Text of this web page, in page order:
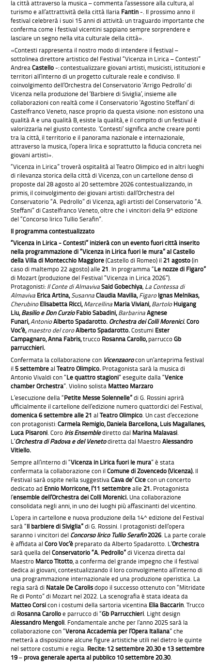
la città attraverso la musica – commenta l’assessore alla cultura, al
turismo e all’attrattività della città Ilaria Fantin-. Il prossimo anno il
festival celebrerà i suoi 15 anni di attività: un traguardo importante che
conferma come i festival vicentini sappiano sempre sorprendere e
lasciare un segno nella vita culturale della città».
«Contesti rappresenta il nostro modo di intendere il festival –
sottolinea direttore artistico del Festival “Vicenza in Lirica – Contesti”
AndreaCastello-: contestualizzare giovani artisti, musicisti, istituzioni e
territori all’interno di un progetto culturale reale e condiviso. Il
coinvolgimento dell’Orchestra del Conservatorio ‘Arrigo Pedrollo’ di
Vicenza nella produzione del ‘Barbiere di Siviglia’, insieme alle
collaborazioni con realtà come il Conservatorio ‘Agostino Steffani’ di
Castelfranco Veneto, nasce proprio da questa visione: non esistono una
qualità A e una qualità B, esiste la qualità, e il compito di un festival è
valorizzarla nel giusto contesto. ‘Contesti’ significa anche creare ponti
tra la città, il territorio e il panorama nazionale e internazionale,
attraverso la musica, l’opera lirica e soprattutto la fiducia concreta nei
giovani artisti».
“Vicenza in Lirica” troverà ospitalità al Teatro Olimpico ed in altri luoghi
di rilevanza storica della città di Vicenza, con un cartellone denso di
proposte dal 28 agosto al 20 settembre 2026 contestualizzando, in
primis, il coinvolgimento dei giovani artisti: dall’Orchestra del
Conservatorio “A. Pedrollo” di Vicenza, agli artisti del Conservatorio “A.
Steffani” di Castelfranco Veneto, oltre che i vincitori della 9^ edizione
del “Concorso lirico Tullio Serafin”.
Il programma contestualizzato
“Vicenza in Lirica - Contesti” inizierà con un evento fuori città inserito
nella programmazione di“Vicenza in Lirica fuori le mura”alCastello
della Villa di Montecchio Maggiore(Castello di Romeo) il21 agosto(in
caso di maltempo 22 agosto) alle 21. In programma “Le nozze di Figaro”
di Mozart (produzione del Festival “Vicenza in Lirica 2026”).
Protagonisti: Il Conte di AlmavivaSaid Gobechiya, La Contessa di
Almaviva Erica Artina,SusannaClaudia Mavilia,FigaroIgnas Melnikas,
CherubinoElisabetta Ricci,Marcellina Maria Viviani,BartoloHuigang
Liu,Basilio e Don CurzioFabio Sabadini,BarbarinaAgnese
Funari,AntonioAlberto Spadarotto. Orchestra dei Colli Morenici.Coro
Voc’è,maestro del coroAlberto Spadarotto.Costumi Ester
Campagnaro, Anna Fabris,trucco Rosanna Carollo,parruccoGb
parrucchieri.
Confermata la collaborazione con Vicenzaorocon un’anteprima festival
il 5 settembrealTeatro Olimpico. Protagonista sarà la musica di
Antonio Vivaldi con “Le quattro stagioni” eseguite dalla “Venice
chamber Orchestra”. Violino solista Matteo Marzaro
L’esecuzione della “Petite Messe Solennelle”di G. Rossini aprirà
ufficialmente il cartellone dell’edizione numero quattordici del Festival,
domenica 6 settembre alle 21 alTeatro Olimpico. Un cast d’eccezione
con protagonisti:Carmela Remigio, Daniela Barcellona, Luis Magallanes,
Luca Pisaroni. Coro Iris Ensemblediretto dal Marina Malavasi.
L’Orchestra di Padova e del Venetodiretta dal MaestroAlessandro
Vitiello.
Sempre all’interno di “Vicenza in Lirica fuori le mura” è stata
confermata la collaborazione con ilComune di Zovencedo (Vicenza). Il
Festival sarà ospite nella suggestivaCava de’ Cicecon un concerto
dedicato ad Ennio Morricone, l’11 settembrealle 21. Protagonista
l’ensemble dell’Orchestra dei Colli Morenici. Una collaborazione
consolidata negli anni, in uno dei luoghi più affascinanti del vicentino.
L’opera in cartellone e nuova produzione della 14^ edizione del Festival
sarà “Il barbiere di Siviglia”di G. Rossini. I protagonisti dell’opera
saranno i vincitori del Concorso lirico Tullio Serafin2026. La parte corale
è affidata alCoro Voc’è preparato da Alberto Spadarotto. L’Orchestra
sarà quella delConservatorio “A. Pedrollo”di Vicenza diretta dal
Maestro Marco Titotto, a conferma del grande impegno che il festival
dedica ai giovani, contestualizzando il loro coinvolgimento all’interno di
una programmazione internazionale ed una produzione operistica. La
regia sarà di Natale De Carolisdopo il successo ottenuto con “Mitridate
Re di Ponto” di Mozart nel 2022. La scenografia è stata ideata da
Matteo Corsicon i costumi della sartoria vicentina Elia Baccarin. Trucco
di Rosanna Carolloe parrucco di “Gb Parrucchieri. Light design
Alessandro Mengoli. Fondamentale anche per l’anno 2025 sarà la
collaborazione con “Verona Accademia per l’Opera Italiana” che
metterà a disposizione alcune figure artistiche utili nel dietro le quinte
nel settore costumi e regia. Recite: 12 settembre 20.30 e 13 settembre
19– prova generale aperta al pubblico 10 settembre 20.30.